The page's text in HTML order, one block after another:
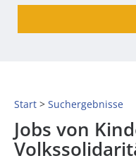
Start Suchergebnisse
Jobs von